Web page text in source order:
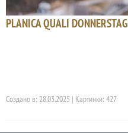
PLANICA QUALI DONNERSTAG
Создано в: 28.03.2025 | Картинки: 427